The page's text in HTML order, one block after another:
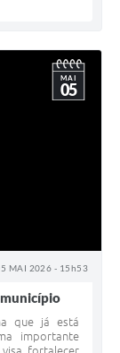
MAI 2026 - 15h53
MAI
05
que já está
importante
fortalecer